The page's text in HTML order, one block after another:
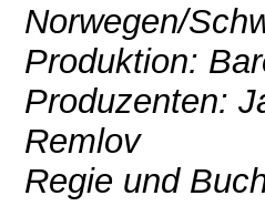
Norwegen/
Produktion:
Produzenten:
Remlov
Regie und